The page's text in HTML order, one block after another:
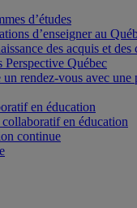
d’études
d’enseigner au
des acquis et des
Perspective Québec
un rendez-vous avec une
en éducation
collaboratif en éducation
continue